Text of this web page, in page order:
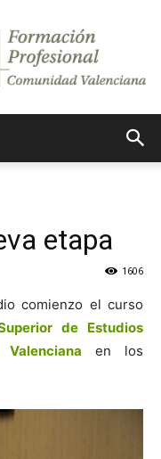
etapa
1606
comienzo el curso
de Estudios
en los